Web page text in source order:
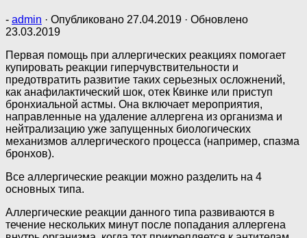
- admin · Опубликовано 27.04.2019 · Обновлено
23.03.2019
Первая помощь при аллергических реакциях помогает
купировать реакции гиперчувствительности и
предотвратить развитие таких серьезных осложнений,
как анафилактический шок, отек Квинке или приступ
бронхиальной астмы. Она включает мероприятия,
направленные на удаление аллергена из организма и
нейтрализацию уже запущенных биологических
механизмов аллергического процесса (например, спазма
бронхов).
Все аллергические реакции можно разделить на 4
основных типа.
Аллергические реакции данного типа развиваются в
течение нескольких минут после попадания аллергена